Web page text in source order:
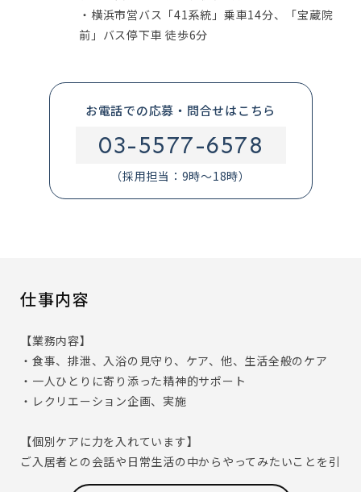
・横浜市営バス「41系統」乗車14分、「宝蔵院
前」バス停下車 徒歩6分
お電話での応募・問合せはこちら
03-5577-6578
（採用担当：9時～18時）
仕事内容
【業務内容】
・食事、排泄、入浴の見守り、ケア、他、生活全般のケア
・一人ひとりに寄り添った精神的サポート
・レクリエーション企画、実施
【個別ケアに力を入れています】
ご入居者との会話や日常生活の中からやってみたいことを引
き出し、実現する取り組みとして｢夢を叶えるプロジェク